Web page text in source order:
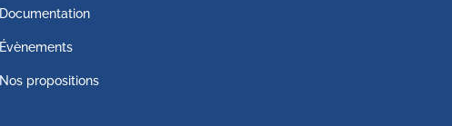
Documentation
Évènements
Nos propositions